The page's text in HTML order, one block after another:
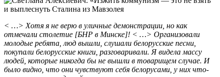
< …> Хотя я не верю в уличные демонстрации, но как
отмечали столетие [БНР в Минске]! < …> Организовали
молодые ребята, люд вышли, слушали белорусские песни,
покупали белорусские книги, разговаривали. Я видела массу
людей, которые никогда бы не вышли в товарищем случае. И
было видно, что они чувствуют себя белорусами, у них что-